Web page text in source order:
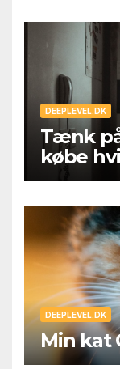
DEEPLEVEL.DK
Tænk
købe
DEEPLEVEL.DK
Min kat